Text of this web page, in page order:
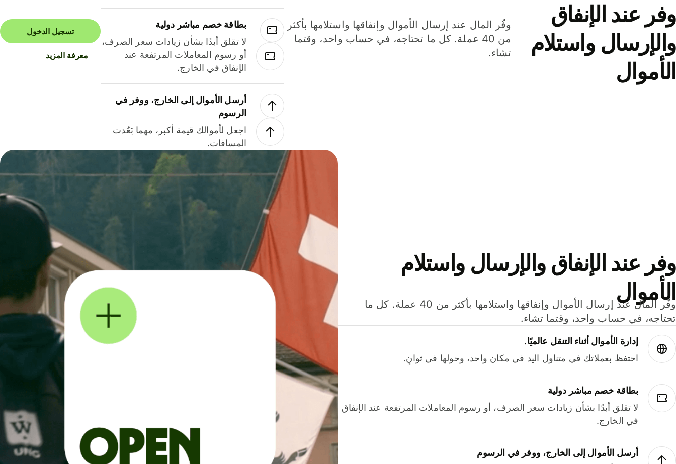
وفر عند الإنفاق
والإرسال واستلام
الأموال
وفّر المال عند إرسال الأموال وإنفاقها واستلامها بأكثر
من 40 عملة. كل ما تحتاجه، في حساب واحد، وقتما
تشاء.
بطاقة خصم مباشر دولية
لا تقلق أبدًا بشأن زيادات سعر الصرف،
أو رسوم المعاملات المرتفعة عند
الإنفاق في الخارج.
أرسل الأموال إلى الخارج، ووفر في
الرسوم
اجعل لأموالك قيمة أكبر، مهما بَعُدت
المسافات.
تسجيل الدخول
معرفة المزيد
وفر عند الإنفاق والإرسال واستلام
الأموال
وفّر المال عند إرسال الأموال وإنفاقها واستلامها بأكثر من 40 عملة. كل ما
تحتاجه، في حساب واحد، وقتما تشاء.
إدارة الأموال أثناء التنقل عالميًا.
احتفظ بعملاتك في متناول اليد في مكان واحد، وحولها في ثوانٍ.
بطاقة خصم مباشر دولية
لا تقلق أبدًا بشأن زيادات سعر الصرف، أو رسوم المعاملات المرتفعة عند الإنفاق
في الخارج.
أرسل الأموال إلى الخارج، ووفر في الرسوم